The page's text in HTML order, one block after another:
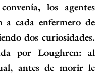
los agentes
cada enfermero de
dos curiosidades.
por Loughren: al
antes de morir le